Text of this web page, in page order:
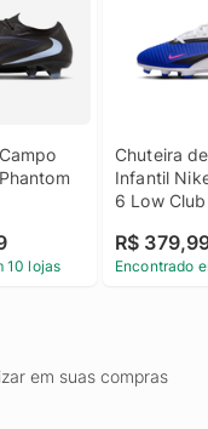
10 lojas
Chuteira
Infantil
6 Low Club
R$
Encontrado
em suas compras